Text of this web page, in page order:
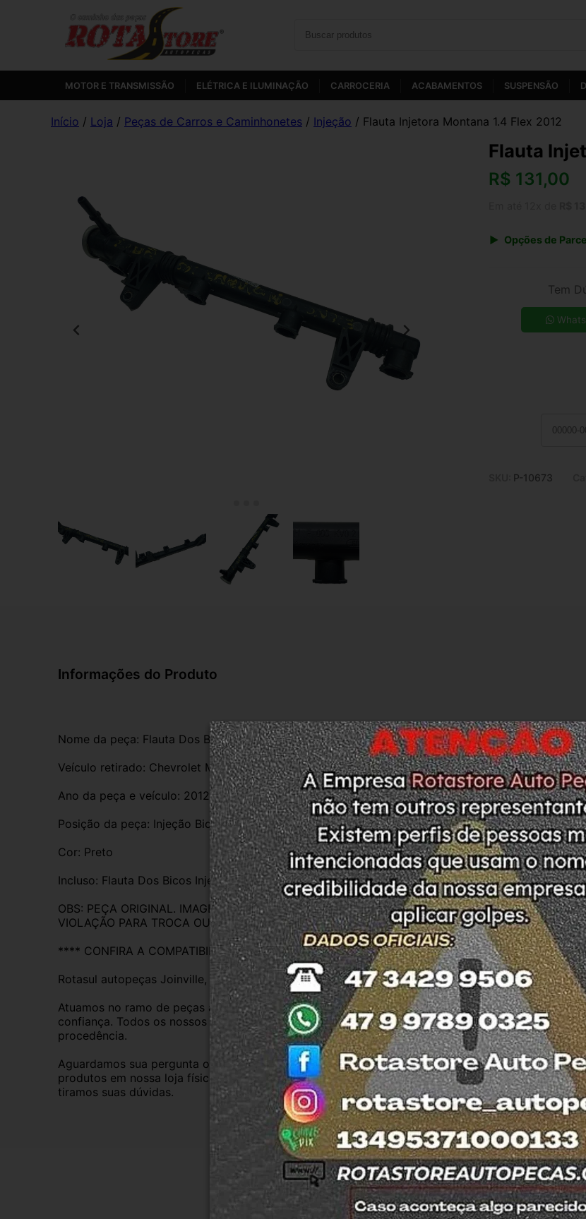
MOTOR E TRANSMISSÃO ELÉTRICA E ILUMINAÇÃO CARROCERIA ACABAMENTOS SUSPENSÃO
Início / Loja / Peças de Carros e Caminhonetes / Injeção / Flauta Injetora Montana 1.4 Flex 2012
Flauta
R$ 131,00
Opções de
7x de R$ 21,47
9x de R$ 17,13
Tem
P-10673
Informações do Produto
Nome da peça: Flauta Dos Bicos Injetores
Veículo retirado: Chevrolet Montana 1.4
Ano da peça e veículo: 2012
Posição da peça: Injeção Bicos Injetores
Cor: Preto
Incluso: Flauta Dos Bicos Injetores
OBS: PEÇA ORIGINAL. IMAGENS REAIS DO PRODUTO. PEÇA COM ETIQUETA DE LACRE SEM
VIOLAÇÃO PARA TROCA OU DEVOLUÇÃO. EM CASO DE DÚVIDAS ESTAMOS A DISPOSIÇÃO
**** CONFIRA A COMPATIBILIDADE ****
Rotasul autopeças Joinville, empresa credenciada no DETRAN do estado de SC.
Atuamos no ramo de peças automotivas usadas desde 2011 com total credibilidade e
confiança. Todos os nossos veículos são baixados no Detran. Produtos com nota fiscal e
procedência.
Aguardamos sua pergunta ou compra e atenderemos o quanto antes. Aceitamos retirada dos
produtos em nossa loja física também, basta entrar em contato com a equipe Rotasul e
tiramos suas dúvidas.
Garantia Certificado de Procedência Troca